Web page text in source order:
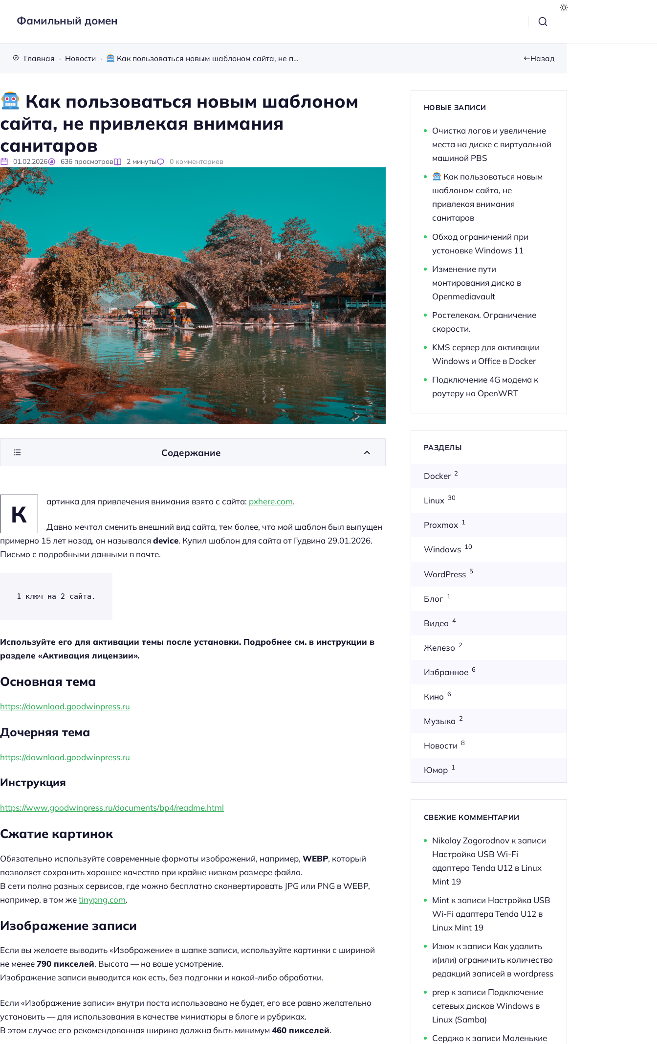
Фамильный домен
Главная Новости Как пользоваться новым шаблоном сайта, не привлекая внимания санитаров Назад
Как пользоваться новым шаблоном
сайта, не привлекая внимания
санитаров
01.02.2026 636 просмотров 2 минуты 0 комментариев
К артинка для привлечения внимания взята с сайта: pxhere.com.
Давно мечтал сменить внешний вид сайта, тем более, что мой шаблон был выпущен
примерно 15 лет назад, он назывался device. Купил шаблон для сайта от Гудвина 29.01.2026.
Письмо с подробными данными в почте.
1 ключ на 2 сайта.
Используйте его для активации темы после установки. Подробнее см. в инструкции в
разделе «Активация лицензии».
Основная тема
https://download.goodwinpress.ru
Дочерняя тема
https://download.goodwinpress.ru
Инструкция
https://www.goodwinpress.ru/documents/bp4/readme.html
Сжатие картинок
Обязательно используйте современные форматы изображений, например, WEBP, который
позволяет сохранить хорошее качество при крайне низком размере файла.
В сети полно разных сервисов, где можно бесплатно сконвертировать JPG или PNG в WEBP,
например, в том жеtinypng.com.
Изображение записи
Если вы желаете выводить «Изображение» в шапке записи, используйте картинки с шириной
не менее790 пикселей. Высота — на ваше усмотрение.
Изображение записи выводится как есть, без подгонки и какой-либо обработки.
Если «Изображение записи» внутри поста использовано не будет, его все равно желательно
установить — для использования в качестве миниатюры в блоге и рубриках.
В этом случае его рекомендованная ширина должна быть минимум 460 пикселей.
Содержание
НОВЫЕ ЗАПИСИ
Очистка логов и увеличение
места на диске с виртуальной
машиной PBS
Как пользоваться новым
шаблоном сайта, не
привлекая внимания
санитаров
Обход ограничений при
установке Windows 11
Изменение пути
монтирования диска в
Openmediavault
Ростелеком. Ограничение
скорости.
KMS сервер для активации
Windows и Office в Docker
Подключение 4G модема к
роутеру на OpenWRT
РАЗДЕЛЫ
Docker 2
Linux 30
Proxmox 1
Windows 10
WordPress 5
Блог 1
Видео 4
Железо 2
Избранное 6
Кино 6
Музыка 2
Новости 8
Юмор 1
СВЕЖИЕ КОММЕНТАРИИ
Nikolay Zagorodnovк записи
Настройка USB Wi-Fi
адаптера Tenda U12 в Linux
Mint 19
Mintк записи Настройка USB
Wi-Fi адаптера Tenda U12 в
Linux Mint 19
Изюм к записи Как удалить
и(или) ограничить количество
редакций записей в wordpress
prepк записи Подключение
сетевых дисков Windows в
Linux (Samba)
Серджо к записи Маленькие